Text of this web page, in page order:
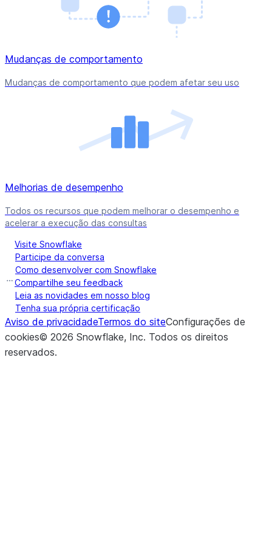
Mudanças de comportamento
Mudanças de comportamento que podem afetar seu uso
Melhorias de desempenho
Todos os recursos que podem melhorar o desempenho e
acelerar a execução das consultas
Visite Snowflake
Participe da conversa
Como desenvolver com Snowflake
Compartilhe seu feedback
Leia as novidades em nosso blog
Tenha sua própria certificação
Aviso de privacidadeTermos do siteConfigurações de
cookies© 2026 Snowflake, Inc. Todos os direitos
reservados.